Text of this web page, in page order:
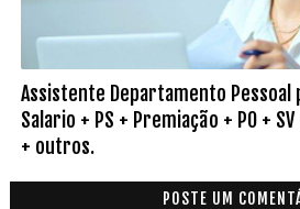
Assistente Departamento Pessoal
Salario + PS + Premiação + PO + SV
+ outros.
POSTE UM